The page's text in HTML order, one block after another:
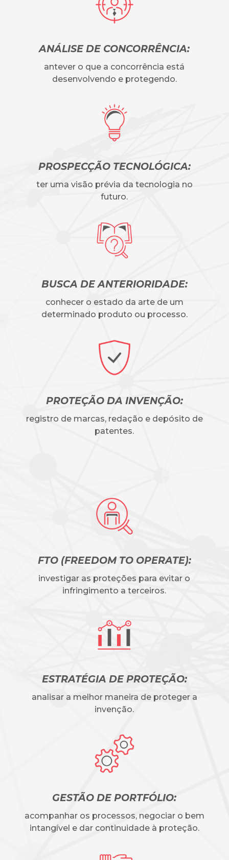
ANÁLISE DE CONCORRÊNCIA:
antever o que a concorrência está
desenvolvendo e protegendo.
PROSPECÇÃO TECNOLÓGICA:
ter uma visão prévia da tecnologia no
futuro.
BUSCA DE ANTERIORIDADE:
conhecer o estado da arte de um
determinado produto ou processo.
PROTEÇÃO DA INVENÇÃO:
registro de marcas, redação e depósito de
patentes.
FTO (FREEDOM TO OPERATE):
investigar as proteções para evitar o
infringimento a terceiros.
ESTRATÉGIA DE PROTEÇÃO:
analisar a melhor maneira de proteger a
invenção.
GESTÃO DE PORTFÓLIO:
acompanhar os processos, negociar o bem
intangível e dar continuidade à proteção.